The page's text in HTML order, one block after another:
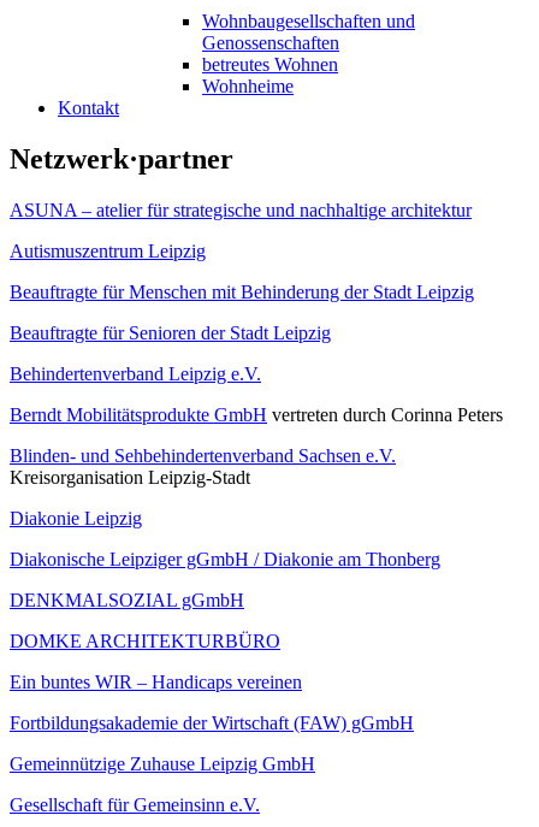
Wohnbaugesellschaften und
Genossenschaften
betreutes Wohnen
Wohnheime
Kontakt
Netzwerk·partner
ASUNA – atelier für strategische und nachhaltige architektur
Autismuszentrum Leipzig
Beauftragte für Menschen mit Behinderung der Stadt Leipzig
Beauftragte für Senioren der Stadt Leipzig
Behindertenverband Leipzig e.V.
Berndt Mobilitätsprodukte GmbH vertreten durch Corinna Peters
Blinden- und Sehbehindertenverband Sachsen e.V.
Kreisorganisation Leipzig-Stadt
Diakonie Leipzig
Diakonische Leipziger gGmbH / Diakonie am Thonberg
DENKMALSOZIAL gGmbH
DOMKE ARCHITEKTURBÜRO
Ein buntes WIR – Handicaps vereinen
Fortbildungsakademie der Wirtschaft (FAW) gGmbH
Gemeinnützige Zuhause Leipzig GmbH
Gesellschaft für Gemeinsinn e.V.